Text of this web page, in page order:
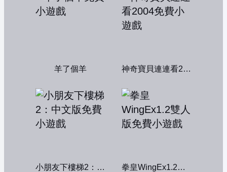
羊了個羊 神奇寶貝連連看2004
小朋友下樓梯2：中文版 拳皇WingEx1.2雙人版